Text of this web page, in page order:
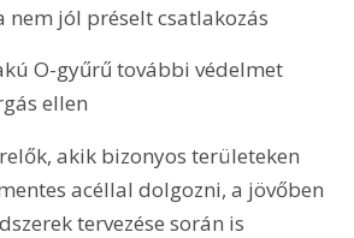
nem jól préselt csatlakozás
O-gyűrű további védelmet
ellen
akik bizonyos területeken
acéllal dolgozni, a jövőben
tervezése során is